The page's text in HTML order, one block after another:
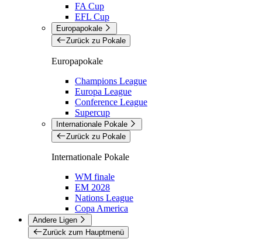
FA Cup
EFL Cup
Europapokale
Zurück zu Pokale
Europapokale
Champions League
Europa League
Conference League
Supercup
Internationale Pokale
Zurück zu Pokale
Internationale Pokale
WM finale
EM 2028
Nations League
Copa America
Andere Ligen
Zurück zum Hauptmenü